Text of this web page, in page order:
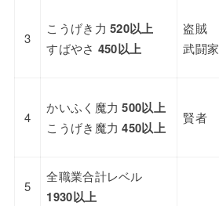
3
こうげき力520以上
すばやさ 450以上
盗賊
武闘家
4
かいふく魔力500以上
こうげき魔力450以上
賢者
5
全職業合計レベル
1930以上